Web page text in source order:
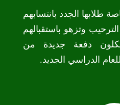
طلابها الجدد بانتسابهم
وتزهو باستقبالهم
دفعة جديدة من
الدراسي الجديد.